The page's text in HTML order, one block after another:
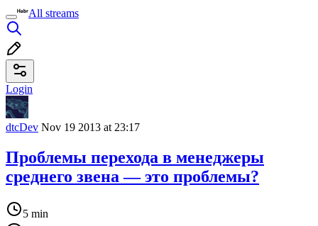
All streams
Login
dtcDev Nov 19 2013 at 23:17
Проблемы перехода в менеджеры
среднего звена — это проблемы?
5 min